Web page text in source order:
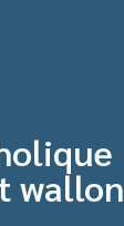
wallon